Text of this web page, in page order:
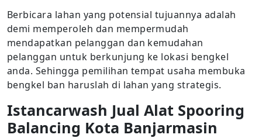
Berbicara lahan yang potensial tujuannya adalah
demi memperoleh dan mempermudah
mendapatkan pelanggan dan kemudahan
pelanggan untuk berkunjung ke lokasi bengkel
anda. Sehingga pemilihan tempat usaha membuka
bengkel ban haruslah di lahan yang strategis.
Istancarwash Jual Alat Spooring
Balancing Kota Banjarmasin